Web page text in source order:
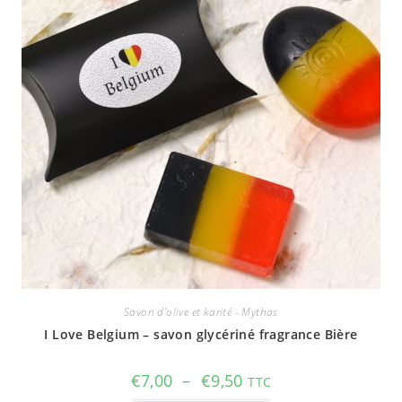
Savon d'olive et karité - Mythas
I Love Belgium – savon glycériné fragrance Bière
€7,00 – €9,50Plage
de
TTC